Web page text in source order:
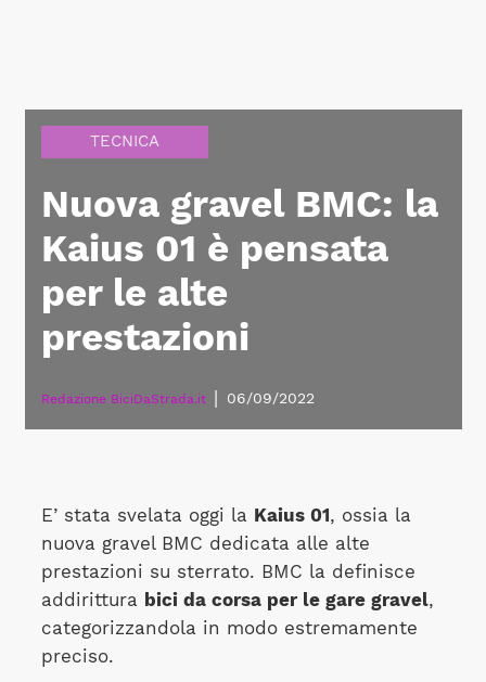
TECNICA
Nuova gravel BMC: la
Kaius 01 è pensata
per le alte
prestazioni
Redazione BiciDaStrada.it 06/09/2022
E’ stata svelata oggi la Kaius 01, ossia la
nuova gravel BMC dedicata alle alte
prestazioni su sterrato. BMC la definisce
addirittura bici da corsa per le gare gravel,
categorizzandola in modo estremamente
preciso.